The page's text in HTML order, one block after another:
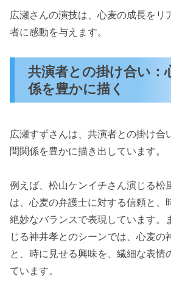
広瀬さんの演技は、心麦の成長をリ
者に感動を与えます。
共演者との掛け合い：
係を豊かに描く
広瀬すずさんは、共演者との掛け合
間関係を豊かに描き出しています。
例えば、松山ケンイチさん演じる松
は、心麦の弁護士に対する信頼と、
絶妙なバランスで表現しています。
じる神井孝とのシーンでは、心麦の
と、時に見せる興味を、繊細な表情
ています。